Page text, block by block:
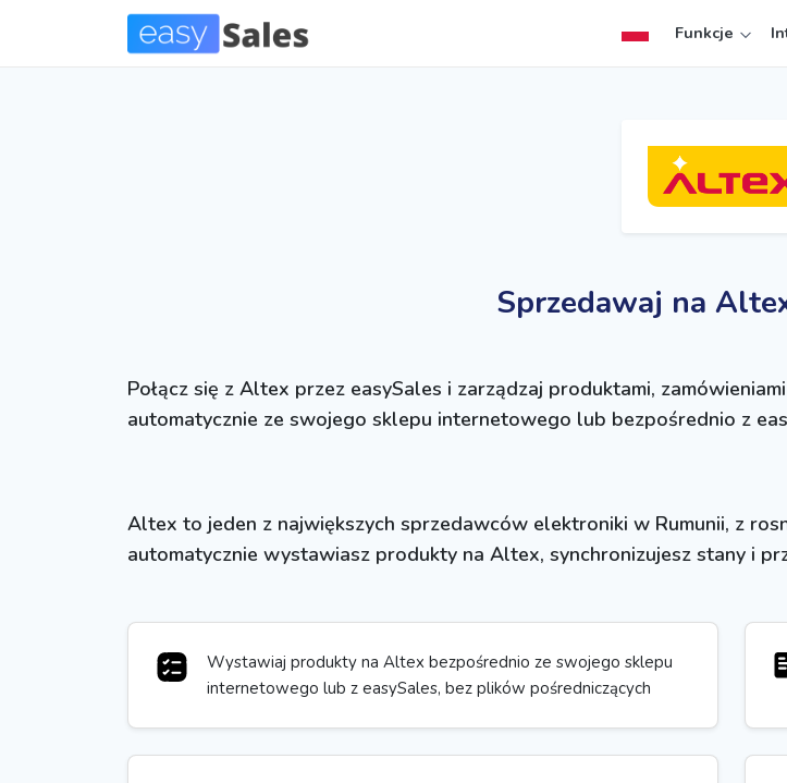
Funkcje
Sprzedawaj na
Połącz się z Altex przez easySales i zarządzaj produktami,
automatycznie ze swojego sklepu internetowego lub bezpośrednio z
Altex to jeden z największych sprzedawców elektroniki w Rumunii, z
automatycznie wystawiasz produkty na Altex, synchronizujesz stany i
Wystawiaj produkty na Altex bezpośrednio ze swojego sklepu
internetowego lub z easySales, bez plików pośredniczących